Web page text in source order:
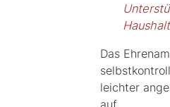
Das
leichter